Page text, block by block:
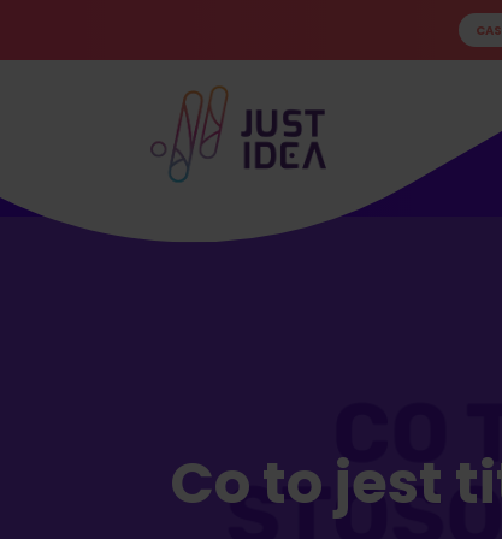
Co to jest